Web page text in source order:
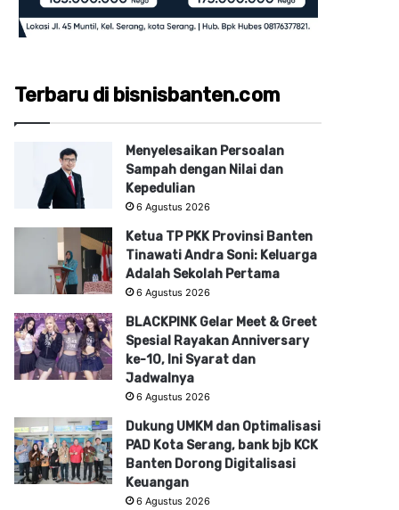
Terbaru di bisnisbanten.com
Menyelesaikan Persoalan
Sampah dengan Nilai dan
Kepedulian
6 Agustus 2026
Ketua TP PKK Provinsi Banten
Tinawati Andra Soni: Keluarga
Adalah Sekolah Pertama
6 Agustus 2026
BLACKPINK Gelar Meet & Greet
Spesial Rayakan Anniversary
ke-10, Ini Syarat dan
Jadwalnya
6 Agustus 2026
Dukung UMKM dan Optimalisasi
PAD Kota Serang, bank bjb KCK
Banten Dorong Digitalisasi
Keuangan
6 Agustus 2026